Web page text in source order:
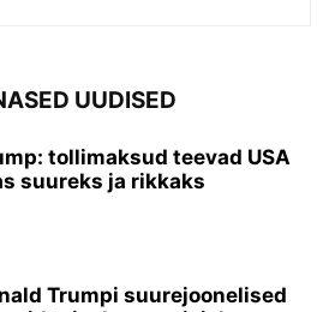
UUDISED
tollimaksud teevad USA
suureks ja rikkaks
Trumpi suurejoonelised